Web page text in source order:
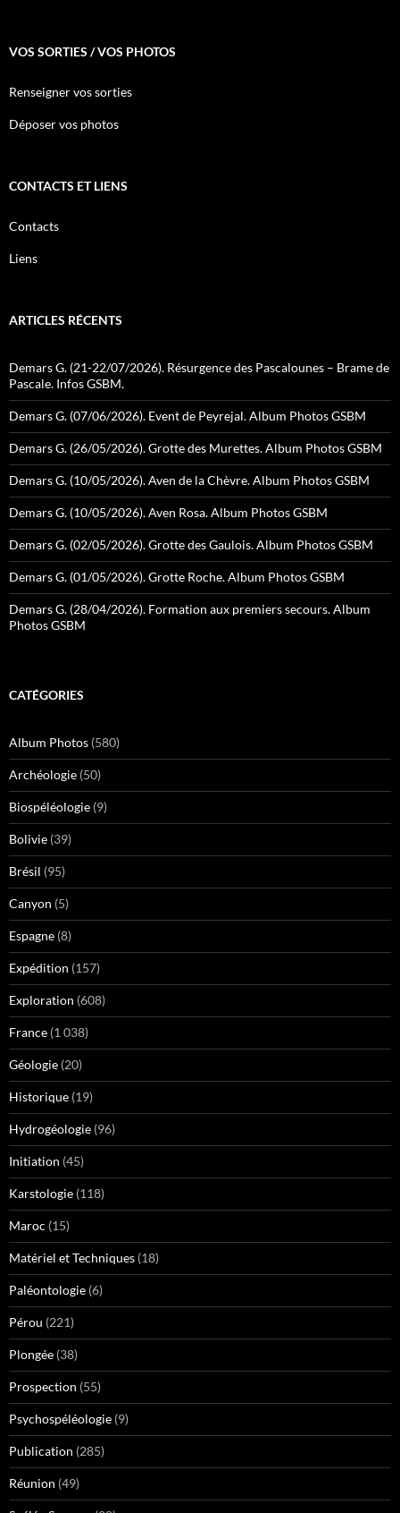
VOS SORTIES / VOS PHOTOS
Renseigner vos sorties
Déposer vos photos
CONTACTS ET LIENS
Contacts
Liens
ARTICLES RÉCENTS
Demars G. (21-22/07/2026). Résurgence des Pascalounes – Brame de
Pascale. Infos GSBM.
Demars G. (07/06/2026). Event de Peyrejal. Album Photos GSBM
Demars G. (26/05/2026). Grotte des Murettes. Album Photos GSBM
Demars G. (10/05/2026). Aven de la Chèvre. Album Photos GSBM
Demars G. (10/05/2026). Aven Rosa. Album Photos GSBM
Demars G. (02/05/2026). Grotte des Gaulois. Album Photos GSBM
Demars G. (01/05/2026). Grotte Roche. Album Photos GSBM
Demars G. (28/04/2026). Formation aux premiers secours. Album
Photos GSBM
CATÉGORIES
Album Photos (580)
Archéologie (50)
Biospéléologie (9)
Bolivie (39)
Brésil (95)
Canyon (5)
Espagne (8)
Expédition (157)
Exploration (608)
France (1 038)
Géologie (20)
Historique (19)
Hydrogéologie (96)
Initiation (45)
Karstologie (118)
Maroc (15)
Matériel et Techniques (18)
Paléontologie (6)
Pérou (221)
Plongée (38)
Prospection (55)
Psychospéléologie (9)
Publication (285)
Réunion (49)